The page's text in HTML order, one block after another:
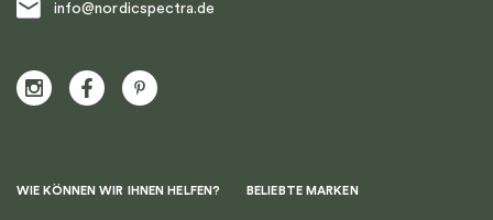
info@nordicspectra.de
WIE KÖNNEN WIR IHNEN HELFEN? BELIEBTE MARKEN